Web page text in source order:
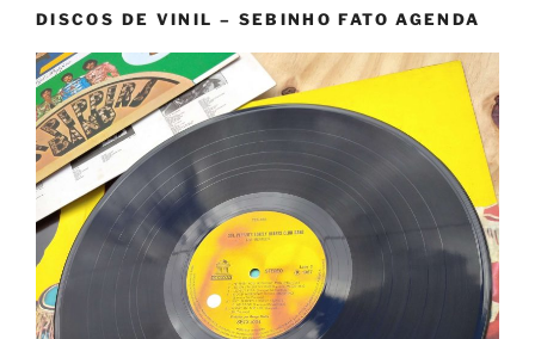
DISCOS DE VINIL – SEBINHO FATO AGENDA